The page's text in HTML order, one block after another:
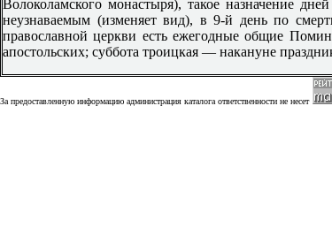
Волоколамского монастыря), такое назначение
неузнаваемым (изменяет вид), в 9-й день по
православной церкви есть ежегодные общие
апостольских; суббота троицкая — накануне
За предоставленную информацию администрация каталога ответственности не несет